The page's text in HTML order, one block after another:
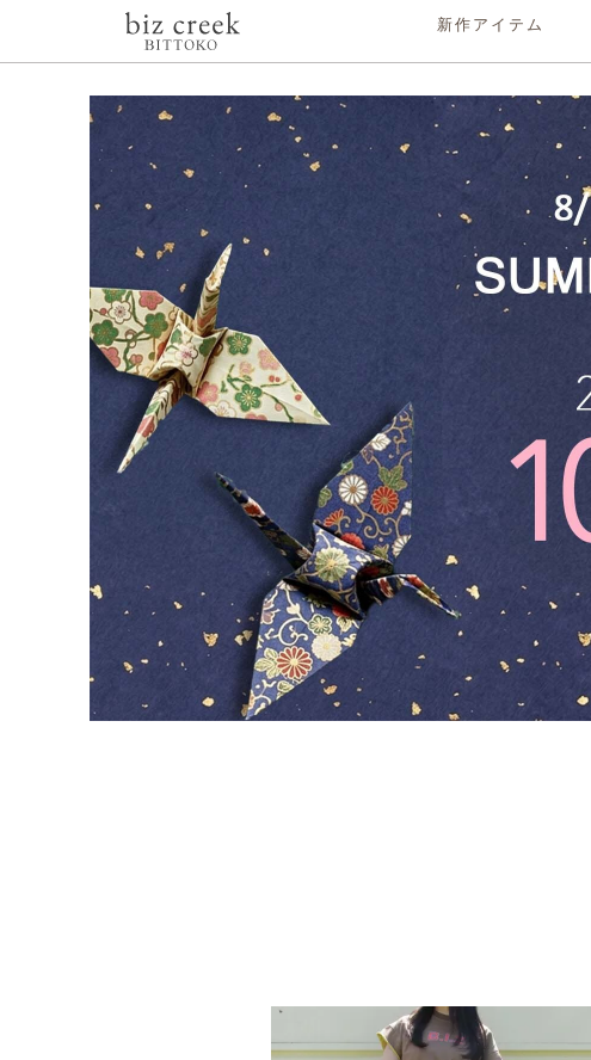
新作アイテム